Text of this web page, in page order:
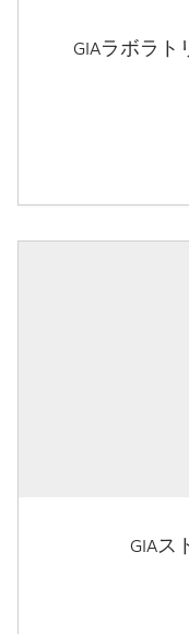
GIAラボラ
GIAス